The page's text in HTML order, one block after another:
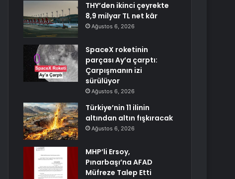
THY’den ikinci çeyrekte
8,9 milyar TL net kâr
Ağustos 6, 2026
SpaceX roketinin
parçası Ay’a çarptı:
Çarpışmanın izi
sürülüyor
Ağustos 6, 2026
Türkiye’nin 11 ilinin
altından altın fışkıracak
Ağustos 6, 2026
MHP’li Ersoy,
Pınarbaşı’na AFAD
Müfreze Talep Etti